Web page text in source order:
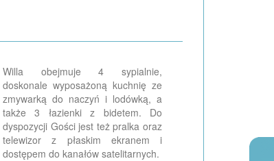
Willa obejmuje 4 sypialnie,
doskonale wyposażoną kuchnię ze
zmywarką do naczyń i lodówką, a
także 3 łazienki z bidetem. Do
dyspozycji Gości jest też pralka oraz
telewizor z płaskim ekranem i
dostępem do kanałów satelitarnych.